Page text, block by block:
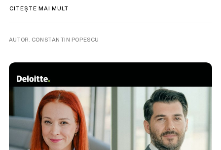
CITEȘTE MAI MULT
AUTOR. CONSTANTIN POPESCU